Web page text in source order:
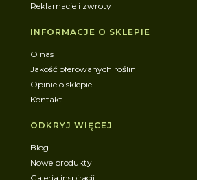
Reklamacje i zwroty
INFORMACJE O SKLEPIE
O nas
Jakość oferowanych roślin
Opinie o sklepie
Kontakt
ODKRYJ WIĘCEJ
Blog
Nowe produkty
Galeria inspiracji